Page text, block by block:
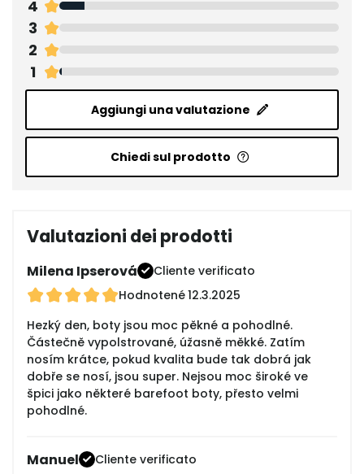
4
3
2
1
Aggiungi una valutazione
Chiedi sul prodotto
Valutazioni dei prodotti
Milena Ipserová
Cliente verificato
Hodnotené12.3.2025
Hezký den, boty jsou moc pěkné a pohodlné.
Částečně vypolstrované, úžasně měkké. Zatím
nosím krátce, pokud kvalita bude tak dobrá jak
dobře se nosí, jsou super. Nejsou moc široké ve
špici jako některé barefoot boty, přesto velmi
pohodlné.
Manuel
Cliente verificato